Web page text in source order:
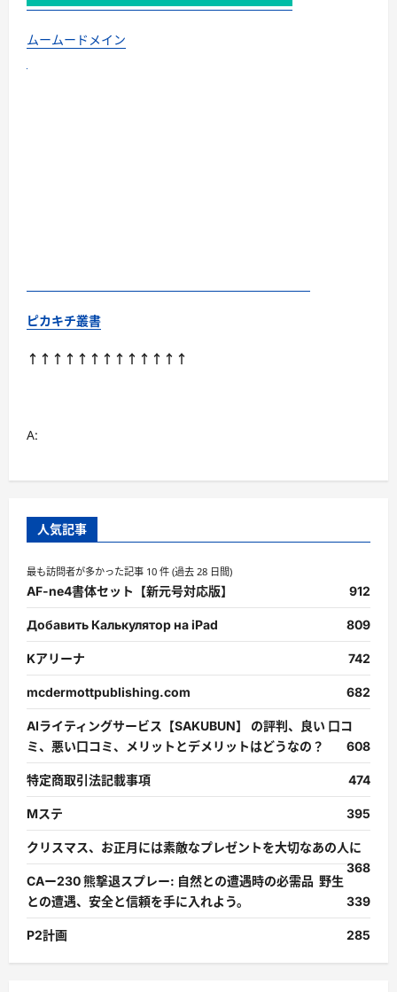
ムームードメイン
ピカキチ叢書
↑↑↑↑↑↑↑↑↑↑↑↑↑
A:
人気記事
最も訪問者が多かった記事 10 件 (過去 28 日間)
AF-ne4書体セット【新元号対応版】 912
Добавить Калькулятор на iPad 809
Kアリーナ 742
mcdermottpublishing.com 682
AIライティングサービス【SAKUBUN】 の評判、良い 口コ
ミ、悪い口コミ、メリットとデメリットはどうなの？
608
特定商取引法記載事項 474
Mステ 395
クリスマス、お正月には素敵なプレゼントを大切なあの人に
368
CAー230 熊撃退スプレー: 自然との遭遇時の必需品 野生
との遭遇、安全と信頼を手に入れよう。
339
P2計画 285